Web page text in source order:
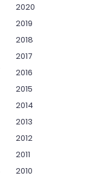
2020
2019
2018
2017
2016
2015
2014
2013
2012
2011
2010